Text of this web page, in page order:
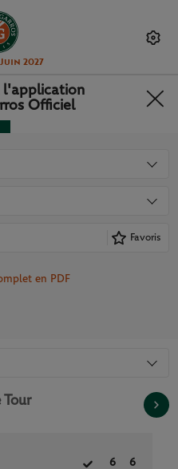
2027
Favoris
en PDF
Tour
6 6
l'application
Officiel